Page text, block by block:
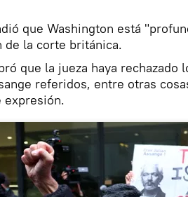
que Washington está
de la corte británica.
que la jueza haya rechazado
referidos, entre otras
expresión.